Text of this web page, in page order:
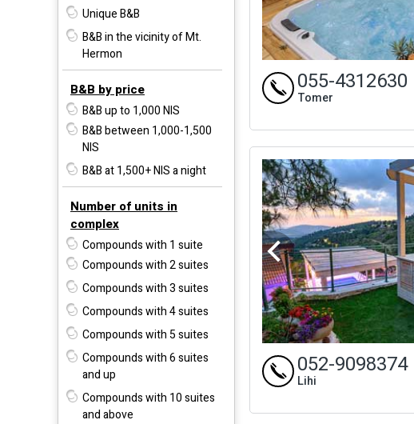
Unique B&B
B&B in the vicinity of Mt.
Hermon
B&B by price
B&B up to 1,000 NIS
B&B between 1,000-1,500
NIS
B&B at 1,500+ NIS a night
Number of units in
complex
Compounds with 1 suite
Compounds with 2 suites
Compounds with 3 suites
Compounds with 4 suites
Compounds with 5 suites
Compounds with 6 suites
and up
Compounds with 10 suites
and above
055-4312630
Tomer
052-9098374
Lihi